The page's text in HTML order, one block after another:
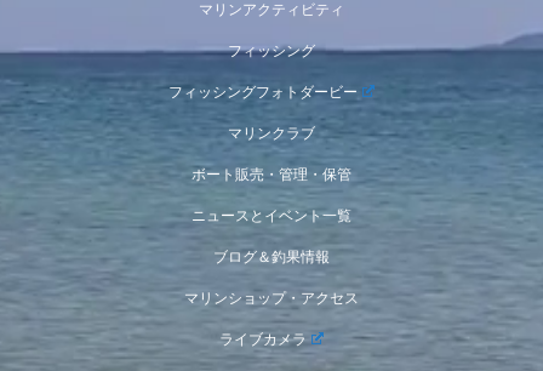
マリンアクティビティ
フィッシング
フィッシングフォトダービー
マリンクラブ
ボート販売・管理・保管
ニュースとイベント一覧
ブログ＆釣果情報
マリンショップ・アクセス
ライブカメラ